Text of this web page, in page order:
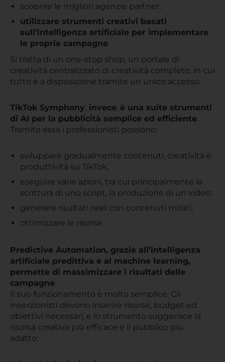
scoprire le migliori agenzie partner;
utilizzare strumenti creativi basati
sull’intelligenza artificiale per implementare
le proprie campagne.
Si tratta di un one-stop shop, un portale di
creatività centralizzato di creatività completo, in cui
tutto è a disposizione tramite un unico accesso.
TikTok Symphony, invece, è una suite strumenti
di AI per la pubblicità semplice ed efficiente.
Tramite essa i professionisti possono:
sviluppare gradualmente contenuti, creatività e
produttività su TikTok;
eseguire varie azioni, tra cui principalmente la
scrittura di uno script, la produzione di un video;
generare risultati reali con contenuti mirati;
ottimizzare le risorse.
Predictive Automation, grazie all’intelligenza
artificiale predittiva e al machine learning,
permette di massimizzare i risultati delle
campagne.
Il suo funzionamento è molto semplice. Gli
inserzionisti devono inserire risorse, budget ed
obiettivi necessari, e lo strumento suggerisce la
risorsa creativa più efficace e il pubblico più
adatto.